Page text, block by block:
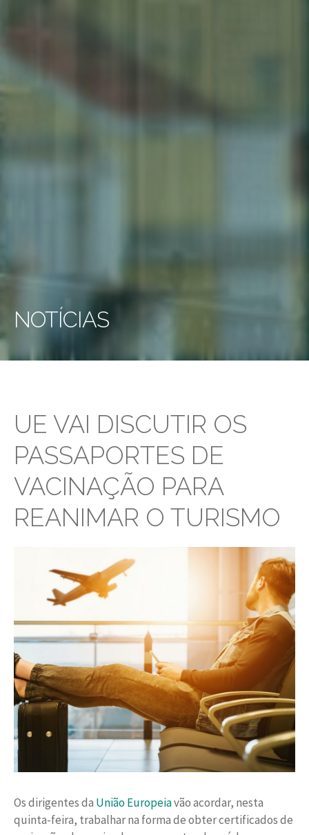
NOTÍCIAS
UE VAI DISCUTIR OS
PASSAPORTES DE
VACINAÇÃO PARA
REANIMAR O TURISMO
Os dirigentes da União Europeiavão acordar, nesta
quinta-feira, trabalhar na forma de obter certificados de